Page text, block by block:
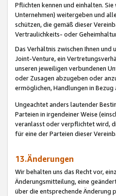
Pflichten kennen und einhalten.
Unternehmen) weitergeben und
schützen, die gemäß dieser
Vertraulichkeits- oder
Das Verhältnis zwischen Ihnen
Joint-Venture, ein
unseren jeweiligen verbundenen
oder Zusagen abzugeben oder
ermöglichen, Handlungen in
Ungeachtet anders lautender
Parteien in irgendeiner Weise
veranlasst oder verpflichtet wird,
für eine der Parteien dieser
13.Änderungen
Wir behalten uns das Recht vor,
Änderungsmitteilung, eine
über die entsprechende Änderung